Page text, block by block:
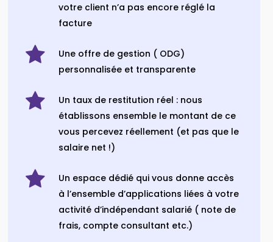
votre client n’a pas encore réglé la
facture
Une offre de gestion ( ODG)
personnalisée et transparente
Un taux de restitution réel : nous
établissons ensemble le montant de ce
vous percevez réellement (et pas que le
salaire net !)
Un espace dédié qui vous donne accès
à l’ensemble d’applications liées à votre
activité d’indépendant salarié ( note de
frais, compte consultant etc.)